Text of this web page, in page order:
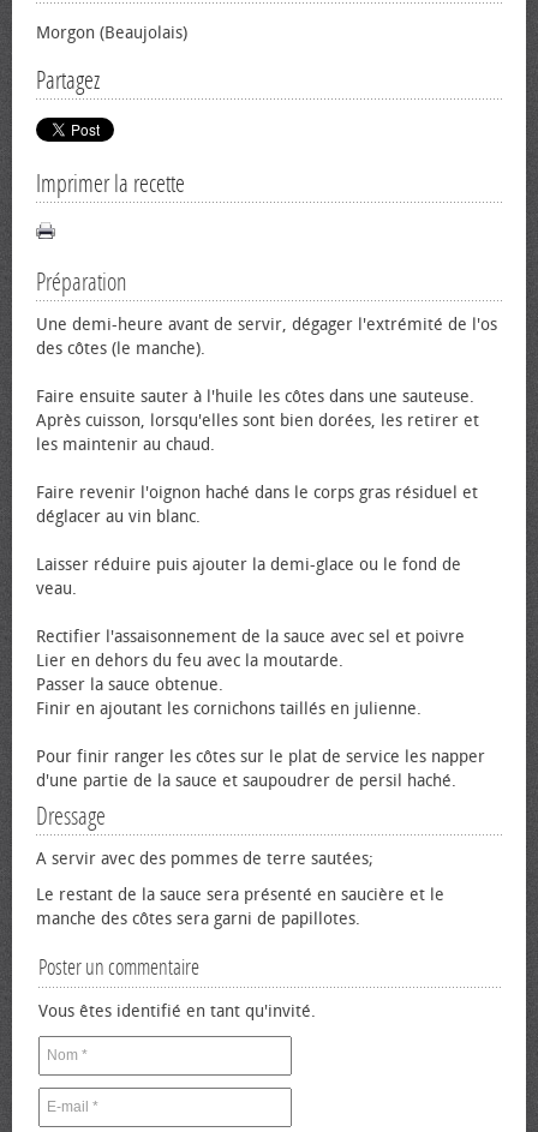
Morgon (Beaujolais)
Partagez
Imprimer la recette
Préparation
Une demi-heure avant de servir, dégager l'extrémité de l'os
des côtes (le manche).
Faire ensuite sauter à l'huile les côtes dans une sauteuse.
Après cuisson, lorsqu'elles sont bien dorées, les retirer et
les maintenir au chaud.
Faire revenir l'oignon haché dans le corps gras résiduel et
déglacer au vin blanc.
Laisser réduire puis ajouter la demi-glace ou le fond de
veau.
Rectifier l'assaisonnement de la sauce avec sel et poivre
Lier en dehors du feu avec la moutarde.
Passer la sauce obtenue.
Finir en ajoutant les cornichons taillés en julienne.
Pour finir ranger les côtes sur le plat de service les napper
d'une partie de la sauce et saupoudrer de persil haché.
Dressage
A servir avec des pommes de terre sautées;
Le restant de la sauce sera présenté en saucière et le
manche des côtes sera garni de papillotes.
Poster un commentaire
Vous êtes identifié en tant qu'invité.